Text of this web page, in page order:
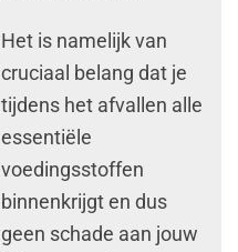
Het is namelijk van
cruciaal belang dat je
tijdens het afvallen alle
essentiële
voedingsstoffen
binnenkrijgt en dus
geen schade aan jouw